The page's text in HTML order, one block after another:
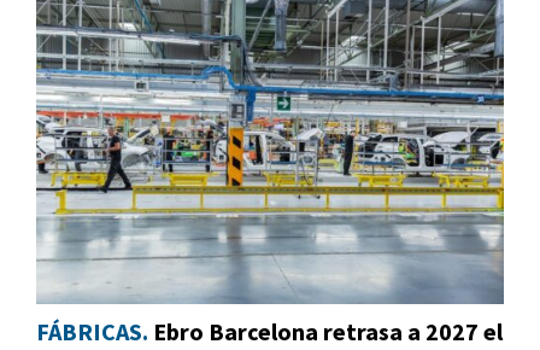
FÁBRICAS. Ebro Barcelona retrasa a 2027 el